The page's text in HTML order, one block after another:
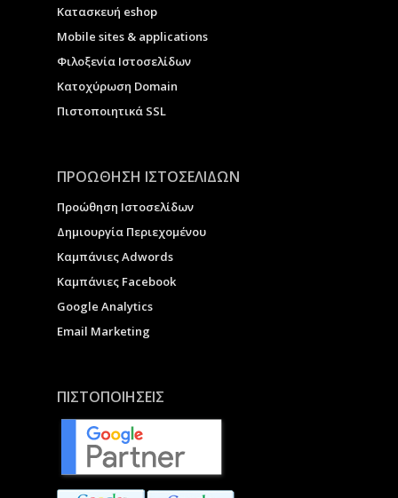
Κατασκευή eshop
Μobile sites & applications
Φιλοξενία Ιστοσελίδων
Κατοχύρωση Domain
Πιστοποιητικά SSL
ΠΡΟΩΘΗΣΗ ΙΣΤΟΣΕΛΙΔΩΝ
Προώθηση Ιστοσελίδων
Δημιουργία Περιεχομένου
Καμπάνιες Adwords
Καμπάνιες Facebook
Google Analytics
Email Marketing
ΠΙΣΤΟΠΟΙΗΣΕΙΣ